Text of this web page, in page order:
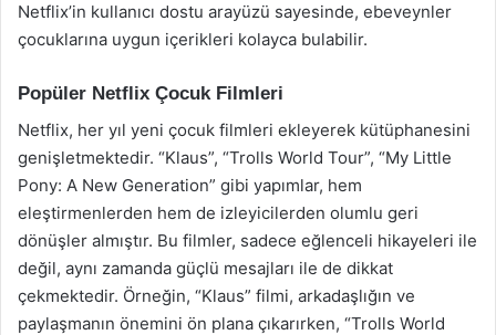
Netflix’in kullanıcı dostu arayüzü sayesinde, ebeveynler
çocuklarına uygun içerikleri kolayca bulabilir.
Popüler Netflix Çocuk Filmleri
Netflix, her yıl yeni çocuk filmleri ekleyerek kütüphanesini
genişletmektedir. “Klaus”, “Trolls World Tour”, “My Little
Pony: A New Generation” gibi yapımlar, hem
eleştirmenlerden hem de izleyicilerden olumlu geri
dönüşler almıştır. Bu filmler, sadece eğlenceli hikayeleri ile
değil, aynı zamanda güçlü mesajları ile de dikkat
çekmektedir. Örneğin, “Klaus” filmi, arkadaşlığın ve
paylaşmanın önemini ön plana çıkarırken, “Trolls World